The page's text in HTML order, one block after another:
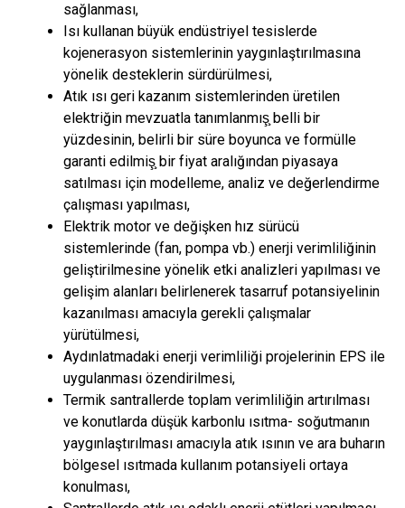
sağlanması,
Isı kullanan büyük endüstriyel tesislerde
kojenerasyon sistemlerinin yaygınlaştırılmasına
yönelik desteklerin sürdürülmesi,
Atık ısı geri kazanım sistemlerinden üretilen
elektriğin mevzuatla tanımlanmış̧ belli bir
yüzdesinin, belirli bir süre boyunca ve formülle
garanti edilmiş̧ bir fiyat aralığından piyasaya
satılması için modelleme, analiz ve değerlendirme
çalışması yapılması,
Elektrik motor ve değişken hız sürücü
sistemlerinde (fan, pompa vb.) enerji verimliliğinin
geliştirilmesine yönelik etki analizleri yapılması ve
gelişim alanları belirlenerek tasarruf potansiyelinin
kazanılması amacıyla gerekli çalışmalar
yürütülmesi,
Aydınlatmadaki enerji verimliliği projelerinin EPS ile
uygulanması özendirilmesi,
Termik santrallerde toplam verimliliğin artırılması
ve konutlarda düşük karbonlu ısıtma- soğutmanın
yaygınlaştırılması amacıyla atık ısının ve ara buharın
bölgesel ısıtmada kullanım potansiyeli ortaya
konulması,